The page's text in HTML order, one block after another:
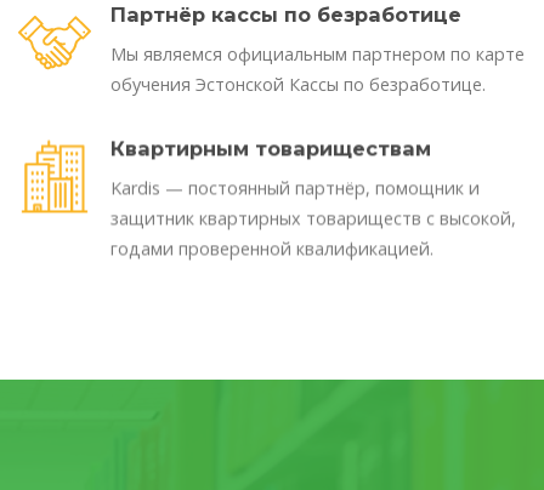
Партнёр кассы по безработице
Мы являемся официальным партнером по карте
обучения Эстонской Кассы по безработице.
Квартирным товариществам
Kardis — постоянный партнёр, помощник и
защитник квартирных товариществ с высокой,
годами проверенной квалификацией.